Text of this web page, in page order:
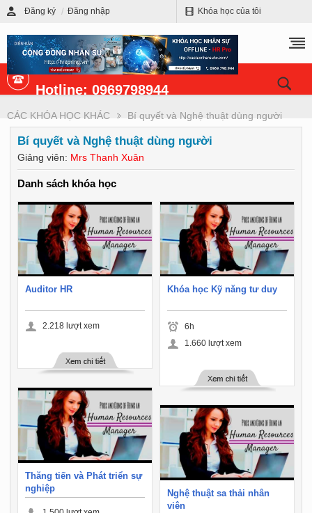
Đăng ký Đăng nhập Khóa học của tôi
Hotline: 0969798944
CÁC KHÓA HỌC KHÁC Bí quyết và Nghệ thuật dùng người
Bí quyết và Nghệ thuật dùng người
Giảng viên: Mrs Thanh Xuân
Danh sách khóa học
Auditor HR
2.218 lượt xem
Khóa học Kỹ năng tư duy
6h
1.660 lượt xem
Thăng tiến và Phát triển sự
nghiệp
Nghệ thuật sa thải nhân
viên